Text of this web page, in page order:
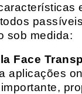
sob medida:
Face
aplicações